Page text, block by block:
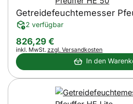
Getreidefeuchtemesser
2 verfügbar
826,29 €
Steuerhinweis:
inkl. MwSt. zzgl. Versandkosten
In den